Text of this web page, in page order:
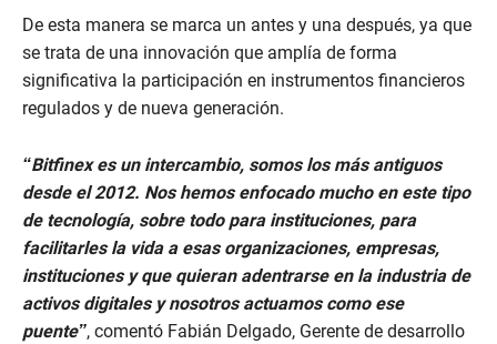
De esta manera se marca un antes y una después, ya que
se trata de una innovación que amplía de forma
significativa la participación en instrumentos financieros
regulados y de nueva generación.
“Bitfinex es un intercambio, somos los más antiguos
desde el 2012. Nos hemos enfocado mucho en este tipo
de tecnología, sobre todo para instituciones, para
facilitarles la vida a esas organizaciones, empresas,
instituciones y que quieran adentrarse en la industria de
activos digitales y nosotros actuamos como ese
puente”, comentó Fabián Delgado, Gerente de desarrollo